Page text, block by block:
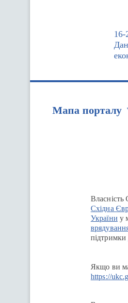
16-
Мапа порталу
Власність
Східна
України у
підтримки
Якщо ви
https://